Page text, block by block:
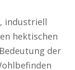
industriell
hektischen
der